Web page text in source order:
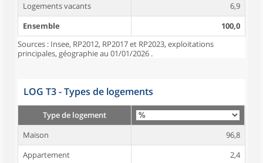
Logements vacants
6,9
Ensemble
100,0
Sources : Insee, RP2012, RP2017 et RP2023, exploitations
principales, géographie au 01/01/2026 .
LOG T3 - Types de logements
Type de logement
Maison
96,8
Appartement
2,4